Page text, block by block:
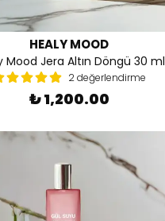
HEALY MOOD
Mood Jera Altın Döngü 30 ml
2 değerlendirme
₺ 1,200.00